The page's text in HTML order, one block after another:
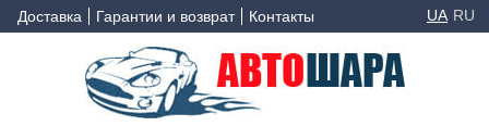
Доставка Гарантии и возврат Контакты UA RU